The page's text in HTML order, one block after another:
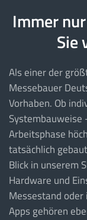
Immer
Sie
Als einer der
Messebauer
Vorhaben. Ob
Systembauweise
Arbeitsphase
tatsächlich
Blick in unserem
Hardware und
Messestand
Apps gehören